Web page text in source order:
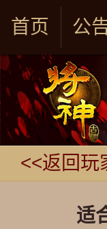
首页 公
<<返回玩
适